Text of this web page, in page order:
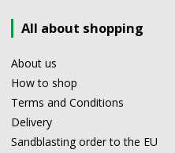
All about shopping
About us
How to shop
Terms and Conditions
Delivery
Sandblasting order to the EU